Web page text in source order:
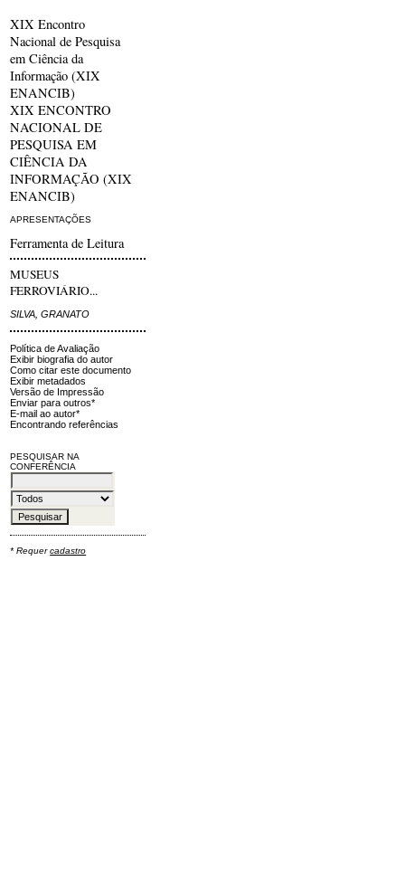
XIX Encontro
Nacional de Pesquisa
em Ciência da
Informação (XIX
ENANCIB)
XIX ENCONTRO
NACIONAL DE
PESQUISA EM
CIÊNCIA DA
INFORMAÇÃO (XIX
ENANCIB)
APRESENTAÇÕES
Ferramenta de Leitura
MUSEUS
FERROVIÁRIO...
SILVA, GRANATO
Política de Avaliação
Exibir biografia do autor
Como citar este documento
Exibir metadados
Versão de Impressão
Enviar para outros*
E-mail ao autor*
Encontrando referências
PESQUISAR NA
CONFERÊNCIA
* Requercadastro